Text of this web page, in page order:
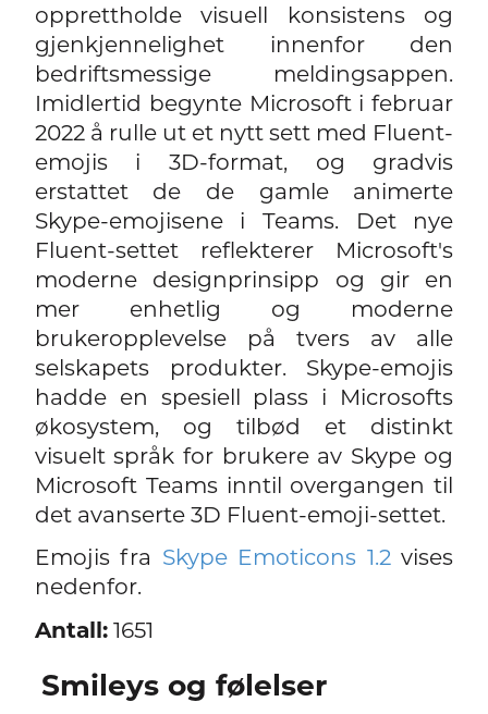
opprettholde visuell konsistens og
gjenkjennelighet innenfor den
bedriftsmessige meldingsappen.
Imidlertid begynte Microsoft i februar
2022 å rulle ut et nytt sett med Fluent-
emojis i 3D-format, og gradvis
erstattet de de gamle animerte
Skype-emojisene i Teams. Det nye
Fluent-settet reflekterer Microsoft's
moderne designprinsipp og gir en
mer enhetlig og moderne
brukeropplevelse på tvers av alle
selskapets produkter. Skype-emojis
hadde en spesiell plass i Microsofts
økosystem, og tilbød et distinkt
visuelt språk for brukere av Skype og
Microsoft Teams inntil overgangen til
det avanserte 3D Fluent-emoji-settet.
Emojis fra Skype Emoticons 1.2vises
nedenfor.
Antall:1651
Smileys og følelser